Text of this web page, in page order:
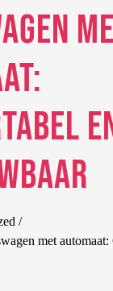
met